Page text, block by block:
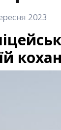
2023